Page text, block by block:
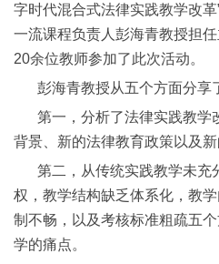
字时代混合式法律实践教学改
一流课程负责人彭海青教授担
20余位教师参加了此次活动。
彭海青教授从五个方面分享
第一，分析了法律实践教学
背景、新的法律教育政策以及
第二，从传统实践教学未充
权，教学结构缺乏体系化，教
制不畅，以及考核标准粗疏五
学的痛点。